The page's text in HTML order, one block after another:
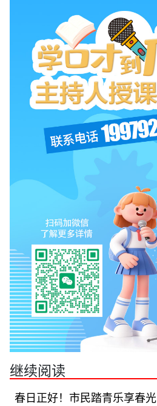
继续阅读
春日正好！市民踏青乐享春光